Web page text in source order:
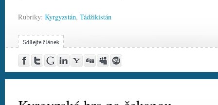
Rubriky: Kyrgyzstán, Tádžikistán
PostShareGoogleShareYahoo!
DiggMySpace
Stumble